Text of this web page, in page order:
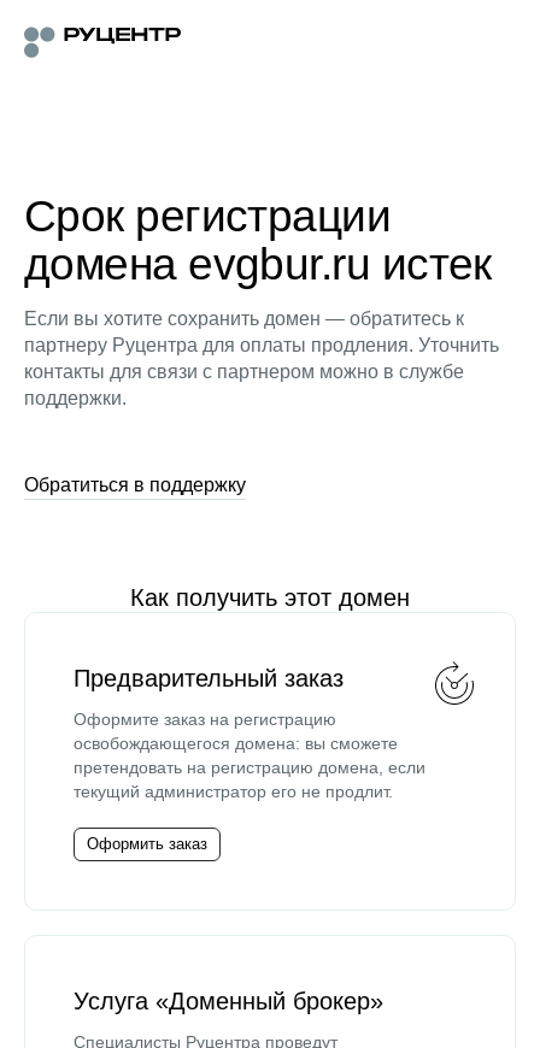
Срок регистрации
домена evgbur.ru истек
Если вы хотите сохранить домен — обратитесь к
партнеру Руцентра для оплаты продления. Уточнить
контакты для связи с партнером можно в службе
поддержки.
Обратиться в поддержку
Как получить этот домен
Предварительный заказ
Оформите заказ на регистрацию
освобождающегося домена: вы сможете
претендовать на регистрацию домена, если
текущий администратор его не продлит.
Оформить заказ
Услуга «Доменный брокер»
Специалисты Руцентра проведут